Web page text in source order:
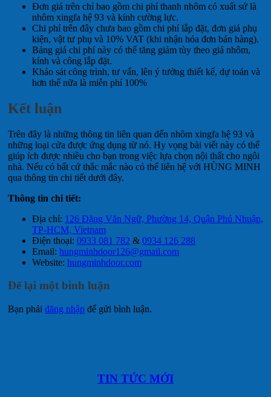
Đơn giá trên chỉ bao gồm chi phí thanh nhôm có xuất sứ là
nhôm xingfa hệ 93 và kính cường lực.
Chi phí trên đây chưa bao gồm chi phí lắp đặt, đơn giá phụ
kiện, vật tư phụ và 10% VAT (khi nhận hóa đơn bán hàng).
Bảng giá chi phí này có thể tăng giảm tùy theo giá nhôm,
kính và công lắp đặt.
Khảo sát công trình, tư vấn, lên ý tưởng thiết kế, dự toán và
hơn thế nữa là miễn phí 100%
Kết luận
Trên đây là những thông tin liên quan đến nhôm xingfa hệ 93 và
những loại cửa được ứng dụng từ nó. Hy vọng bài viết này có thể
giúp ích được nhiều cho bạn trong việc lựa chọn nội thất cho ngôi
nhà. Nếu có bất cứ thắc mắc nào có thể liên hệ với HÙNG MINH
qua thông tin chi tiết dưới đây.
Thông tin chi tiết:
Địa chỉ: 126 Đặng Văn Ngữ, Phường 14, Quận Phú Nhuận,
TP-HCM, Vietnam
Điện thoại: 0933 081 782 & 0934 126 288
Email: hungminhdoor126@gmail.com
Website: hungminhdoor.com
Để lại một bình luận
Bạn phải đăng nhập để gửi bình luận.
TIN TỨC MỚI